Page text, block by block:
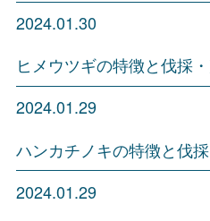
2024.01.30
ヒメウツギの特徴と伐採
2024.01.29
ハンカチノキの特徴と伐
2024.01.29